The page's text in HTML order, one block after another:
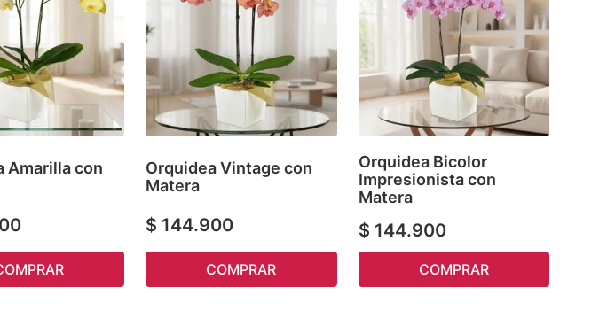
Amarilla con
Orquidea Vintage con
Matera
$ 144.900
COMPRAR
Orquidea Bicolor
Impresionista con
Matera
$ 144.900
COMPRAR